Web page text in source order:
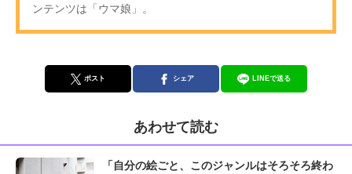
ンテンツは「ウマ娘」。
ポスト シェア LINEで送る
あわせて読む
「自分の絵ごと、このジャンルはそろそろ終わ